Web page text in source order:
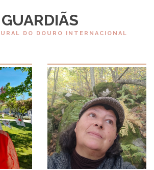
GUARDIÃS
DO DOURO INTERNACIONAL